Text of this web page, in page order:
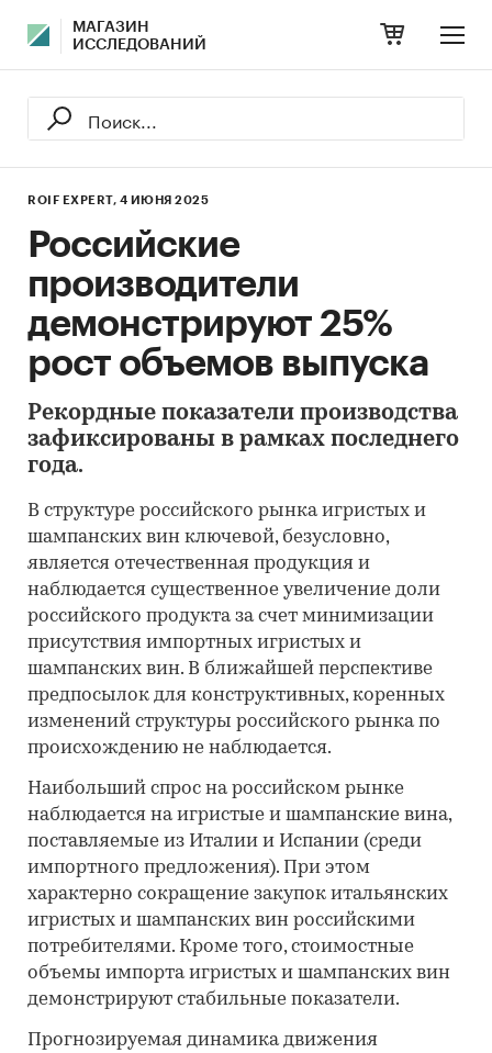
МАГАЗИН
ИССЛЕДОВАНИЙ
ROIF EXPERT, 4 ИЮНЯ 2025
Российские
производители
демонстрируют 25%
рост объемов выпуска
Рекордные показатели производства
зафиксированы в рамках последнего
года.
В структуре российского рынка игристых и
шампанских вин ключевой, безусловно,
является отечественная продукция и
наблюдается существенное увеличение доли
российского продукта за счет минимизации
присутствия импортных игристых и
шампанских вин. В ближайшей перспективе
предпосылок для конструктивных, коренных
изменений структуры российского рынка по
происхождению не наблюдается.
Наибольший спрос на российском рынке
наблюдается на игристые и шампанские вина,
поставляемые из Италии и Испании (среди
импортного предложения). При этом
характерно сокращение закупок итальянских
игристых и шампанских вин российскими
потребителями. Кроме того, стоимостные
объемы импорта игристых и шампанских вин
демонстрируют стабильные показатели.
Прогнозируемая динамика движения